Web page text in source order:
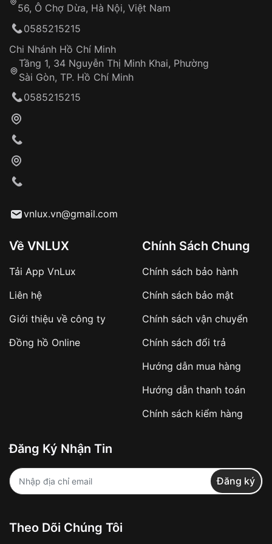
Khách hàng kiểm tra và thanh toán trực tiếp
Từ khóa SEO:
sản phẩm đặc biệt
hàng
Số tiền còn lại thanh toán khi nhận hàng hoặc
✔️ Đảm bảo xử lý đơn hàng nhanh chóng
✔️ Hạn chế tình trạng hủy đơn không mong
Từ khóa SEO:
Khách hàng được
thanh toán
Đảm bảo quyền lợi khách hàng
Đồng hành cùng khách hàng trong suốt quá
trình sử dụng
56, Ô Chợ Dừa, Hà Nội, Việt Nam
0585215215
Chi Nhánh Hồ Chí Minh
Tầng 1, 34 Nguyễn Thị Minh Khai, Phường
Sài Gòn, TP. Hồ Chí Minh
0585215215
vnlux.vn@gmail.com
Về VNLUX
Tải App VnLux
Liên hệ
Giới thiệu về công ty
Đồng hồ Online
Chính Sách Chung
Chính sách bảo hành
Chính sách bảo mật
Chính sách vận chuyển
Chính sách đổi trả
Hướng dẫn mua hàng
Hướng dẫn thanh toán
Chính sách kiểm hàng
Đăng Ký Nhận Tin
Đăng ký
Theo Dõi Chúng Tôi